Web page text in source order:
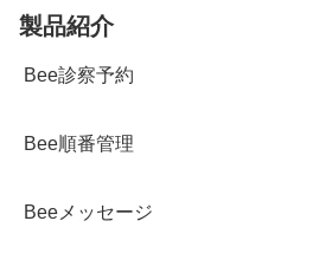
製品紹介
Bee診察予約
Bee順番管理
Beeメッセージ